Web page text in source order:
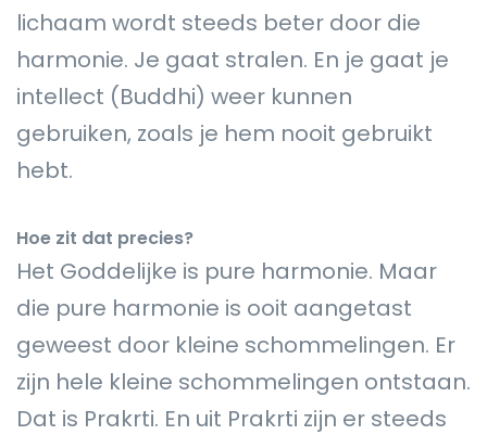
lichaam wordt steeds beter door die
harmonie. Je gaat stralen. En je gaat je
intellect (Buddhi) weer kunnen
gebruiken, zoals je hem nooit gebruikt
hebt.
Hoe zit dat precies?
Het Goddelijke is pure harmonie. Maar
die pure harmonie is ooit aangetast
geweest door kleine schommelingen. Er
zijn hele kleine schommelingen ontstaan.
Dat is Prakrti. En uit Prakrti zijn er steeds